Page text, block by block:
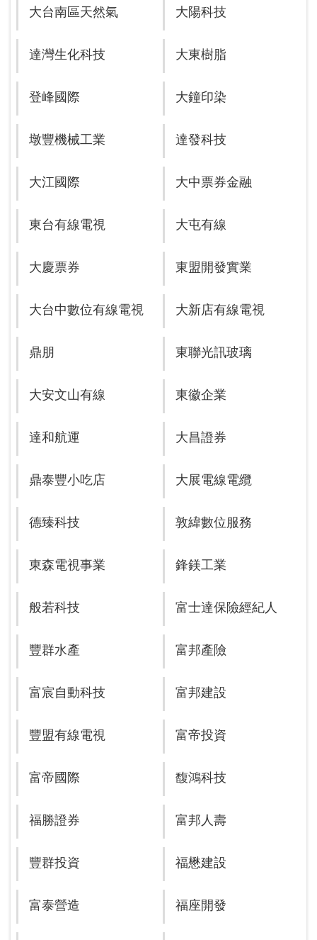
大台南區天然氣 大陽科技
達灣生化科技 大東樹脂
登峰國際 大鐘印染
墩豐機械工業 達發科技
大江國際 大中票券金融
東台有線電視 大屯有線
大慶票券 東盟開發實業
大台中數位有線電視 大新店有線電視
鼎朋 東聯光訊玻璃
大安文山有線 東徽企業
達和航運 大昌證券
鼎泰豐小吃店 大展電線電纜
德臻科技 敦緯數位服務
東森電視事業 鋒鎂工業
般若科技 富士達保險經紀人
豐群水產 富邦產險
富宸自動科技 富邦建設
豐盟有線電視 富帝投資
富帝國際 馥鴻科技
福勝證券 富邦人壽
豐群投資 福懋建設
富泰營造 福座開發